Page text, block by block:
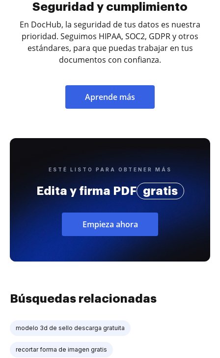
Seguridad y cumplimiento
En DocHub, la seguridad de tus datos es nuestra
prioridad. Seguimos HIPAA, SOC2, GDPR y otros
estándares, para que puedas trabajar en tus
documentos con confianza.
Aprende más
ESTÉ LISTO PARA OBTENER MÁS
Edita y firma PDF gratis
Empieza ahora
Búsquedas relacionadas
modelo 3d de sello descarga gratuita
recortar forma de imagen gratis